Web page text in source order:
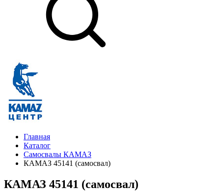
Главная
Каталог
Самосвалы КАМАЗ
КАМАЗ 45141 (самосвал)
КАМАЗ 45141 (самосвал)